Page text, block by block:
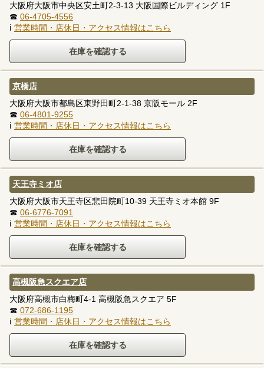
大阪府大阪市中央区安土町2-3-13 大阪国際ビルディング 1F
☎ 06-4705-4556
ℹ 営業時間・店休日・アクセス情報はこちら
京橋店
大阪府大阪市都島区東野田町2-1-38 京阪モール 2F
☎ 06-4801-9255
ℹ 営業時間・店休日・アクセス情報はこちら
天王寺ミオ店
大阪府大阪市天王寺区悲田院町10-39 天王寺ミオ本館 9F
☎ 06-6776-7091
ℹ 営業時間・店休日・アクセス情報はこちら
高槻阪急スクエア店
大阪府高槻市白梅町4-1 高槻阪急スクエア 5F
☎ 072-686-1195
ℹ 営業時間・店休日・アクセス情報はこちら